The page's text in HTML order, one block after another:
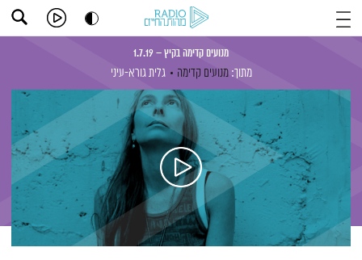
מנועים קדימה בקיץ – 1.7.19
מתוך: מנועים קדימה גלית גורא-עיני